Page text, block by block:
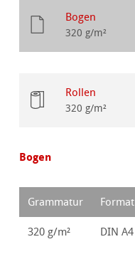
Bogen
320 g/m²
Rollen
320 g/m²
Bogen
Grammatur Format
320 g/m² DIN A4